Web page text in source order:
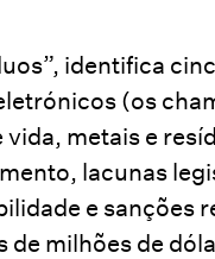
identifica
(os
metais e
lacunas
e sanções
milhões de